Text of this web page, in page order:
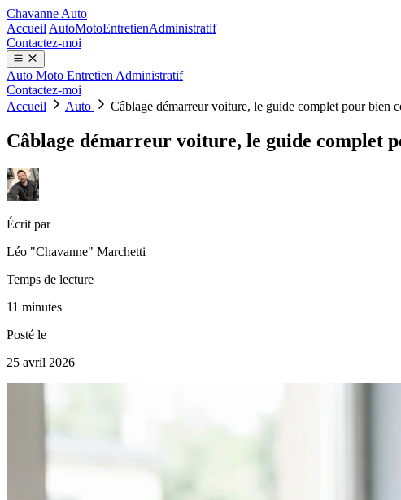
Chavanne Auto
Accueil AutoMotoEntretienAdministratif
Contactez-moi
Auto Moto Entretien Administratif
Contactez-moi
Accueil
Auto Câblage démarreur voiture, le guide complet pour bien
Câblage démarreur voiture, le guide complet
Écrit par
Léo "Chavanne" Marchetti
Temps de lecture
11 minutes
Posté le
25 avril 2026